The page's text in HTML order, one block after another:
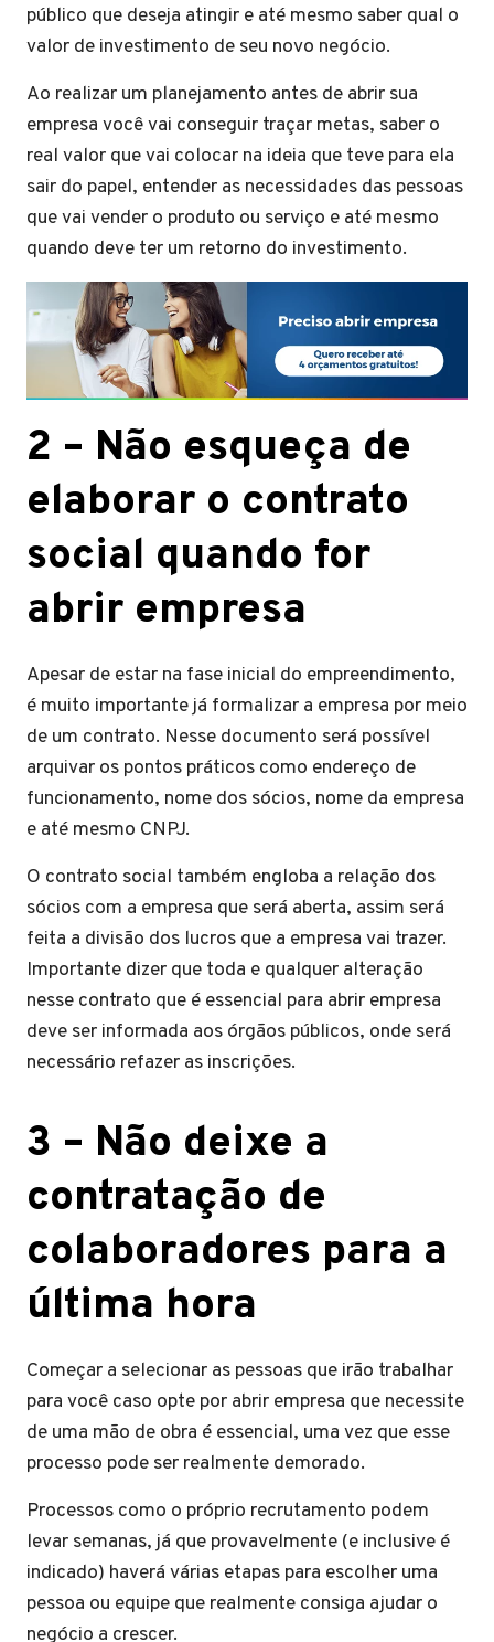
público que deseja atingir e até mesmo saber qual o
valor de investimento de seu novo negócio.
Ao realizar um planejamento antes de abrir sua
empresa você vai conseguir traçar metas, saber o
real valor que vai colocar na ideia que teve para ela
sair do papel, entender as necessidades das pessoas
que vai vender o produto ou serviço e até mesmo
quando deve ter um retorno do investimento.
2 – Não esqueça de
elaborar o contrato
social quando for
abrir empresa
Apesar de estar na fase inicial do empreendimento,
é muito importante já formalizar a empresa por meio
de um contrato. Nesse documento será possível
arquivar os pontos práticos como endereço de
funcionamento, nome dos sócios, nome da empresa
e até mesmo CNPJ.
O contrato social também engloba a relação dos
sócios com a empresa que será aberta, assim será
feita a divisão dos lucros que a empresa vai trazer.
Importante dizer que toda e qualquer alteração
nesse contrato que é essencial para abrir empresa
deve ser informada aos órgãos públicos, onde será
necessário refazer as inscrições.
3 – Não deixe a
contratação de
colaboradores para a
última hora
Começar a selecionar as pessoas que irão trabalhar
para você caso opte por abrir empresa que necessite
de uma mão de obra é essencial, uma vez que esse
processo pode ser realmente demorado.
Processos como o próprio recrutamento podem
levar semanas, já que provavelmente (e inclusive é
indicado) haverá várias etapas para escolher uma
pessoa ou equipe que realmente consiga ajudar o
negócio a crescer.